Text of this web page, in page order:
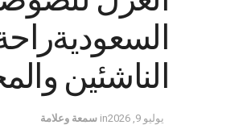
الناشئين
يوليو 9, 2026 in سمعة وعلامة